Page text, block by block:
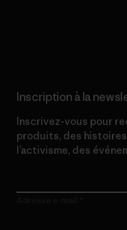
Inscription à la
Inscrivez-vous pour
produits, des
l’activisme, des